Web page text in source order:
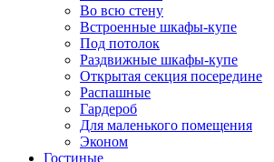
Во всю стену
Встроенные шкафы-купе
Под потолок
Раздвижные шкафы-купе
Открытая секция посередине
Распашные
Гардероб
Для маленького помещения
Эконом
Гостиные